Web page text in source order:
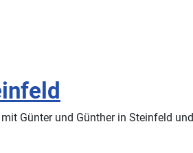
Günter und Günther in Steinfeld